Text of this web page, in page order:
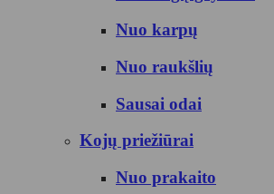
Nuo karpų
Nuo raukšlių
Sausai odai
Kojų priežiūrai
Nuo prakaito